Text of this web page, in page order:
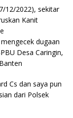
12/2022), sekitar
Kanit
dugaan
Desa Caringin,
Cs dan saya pun
dari Polsek